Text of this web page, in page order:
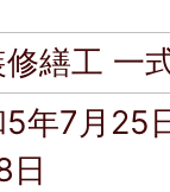
繕工 一
5年7月25
日